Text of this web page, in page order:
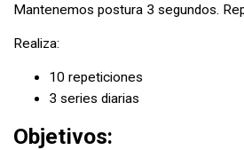
Mantenemos postura 3 segundos.
Realiza:
10 repeticiones
3 series diarias
Objetivos: